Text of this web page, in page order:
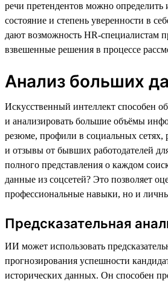
речи претендентов можно определить
состояние и степень уверенности в
дают возможность HR-специалистам
взвешенные решения в процессе
Анализ больших
Искусственный интеллект способен
и анализировать большие объёмы
резюме, профили в социальных сетях,
и отзывы от бывших работодателей
полного представления о каждом
данные из соцсетей? Это позволяет
профессиональные навыки, но и
Предсказательная
ИИ может использовать
прогнозирования успешности
исторических данных. Он способен